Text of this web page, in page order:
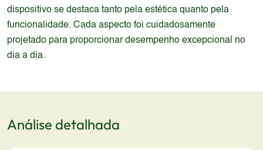
dispositivo se destaca tanto pela estética quanto pela
funcionalidade. Cada aspecto foi cuidadosamente
projetado para proporcionar desempenho excepcional no
dia a dia.
Análise detalhada